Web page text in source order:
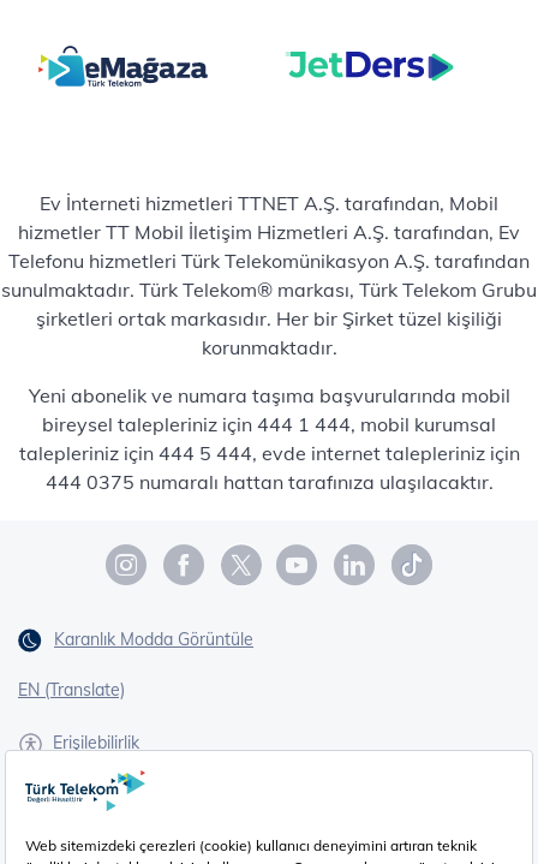
Ev İnterneti hizmetleri TTNET A.Ş. tarafından, Mobil
hizmetler TT Mobil İletişim Hizmetleri A.Ş. tarafından, Ev
Telefonu hizmetleri Türk Telekomünikasyon A.Ş. tarafından
sunulmaktadır. Türk Telekom® markası, Türk Telekom Grubu
şirketleri ortak markasıdır. Her bir Şirket tüzel kişiliği
korunmaktadır.
Yeni abonelik ve numara taşıma başvurularında mobil
bireysel talepleriniz için 444 1 444, mobil kurumsal
talepleriniz için 444 5 444, evde internet talepleriniz için
444 0375 numaralı hattan tarafınıza ulaşılacaktır.
Karanlık Modda Görüntüle
EN (Translate)
Erişilebilirlik
İşaret Dili Çevirisi